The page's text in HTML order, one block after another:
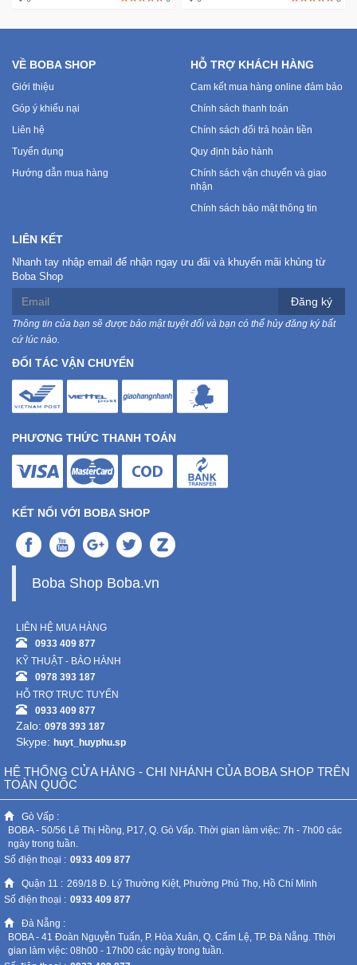
VỀ BOBA SHOP
Giới thiệu
Góp ý khiếu nại
Liên hệ
Tuyển dụng
Hướng dẫn mua hàng
HỖ TRỢ KHÁCH HÀNG
Cam kết mua hàng online đảm bảo
Chính sách thanh toán
Chính sách đổi trả hoàn tiền
Quy định bảo hành
Chính sách vận chuyển và giao
nhận
Chính sách bảo mật thông tin
LIÊN KẾT
Nhanh tay nhập email để nhận ngay ưu đãi và khuyến mãi khủng từ
Boba Shop
Đăng ký
Thông tin của bạn sẽ được bảo mật tuyệt đối và bạn có thể hủy đăng ký bất
cứ lúc nào.
ĐỐI TÁC VẬN CHUYỂN
PHƯƠNG THỨC THANH TOÁN
KẾT NỐI VỚI BOBA SHOP
Boba Shop Boba.vn
LIÊN HỆ MUA HÀNG
0933 409 877
KỸ THUẬT - BẢO HÀNH
0978 393 187
HỖ TRỢ TRỰC TUYẾN
0933 409 877
Zalo: 0978 393 187
Skype: huyt_huyphu.sp
HỆ THỐNG CỬA HÀNG - CHI NHÁNH CỦA BOBA SHOP TRÊN
TOÀN QUỐC
Gò Vấp :
BOBA - 50/56 Lê Thị Hồng, P17, Q. Gò Vấp. Thời gian làm việc: 7h - 7h00 các
ngày trong tuần.
Số điện thoại : 0933 409 877
Quận 11 : 269/18 Đ. Lý Thường Kiệt, Phường Phú Thọ, Hồ Chí Minh
Số điện thoại : 0933 409 877
Đà Nẵng :
BOBA - 41 Đoàn Nguyễn Tuấn, P. Hòa Xuân, Q. Cẩm Lệ, TP. Đà Nẵng. Tthời
gian làm việc: 08h00 - 17h00 các ngày trong tuần.